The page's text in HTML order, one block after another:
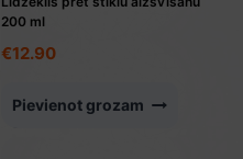
200 ml
€12.90
Pievienot grozam